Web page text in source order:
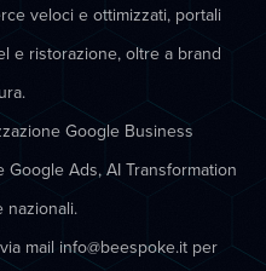
veloci e ottimizzati, portali
e ristorazione, oltre a brand
Google Business
Ads, AI Transformation
nazionali.
mail info@beespoke.it per